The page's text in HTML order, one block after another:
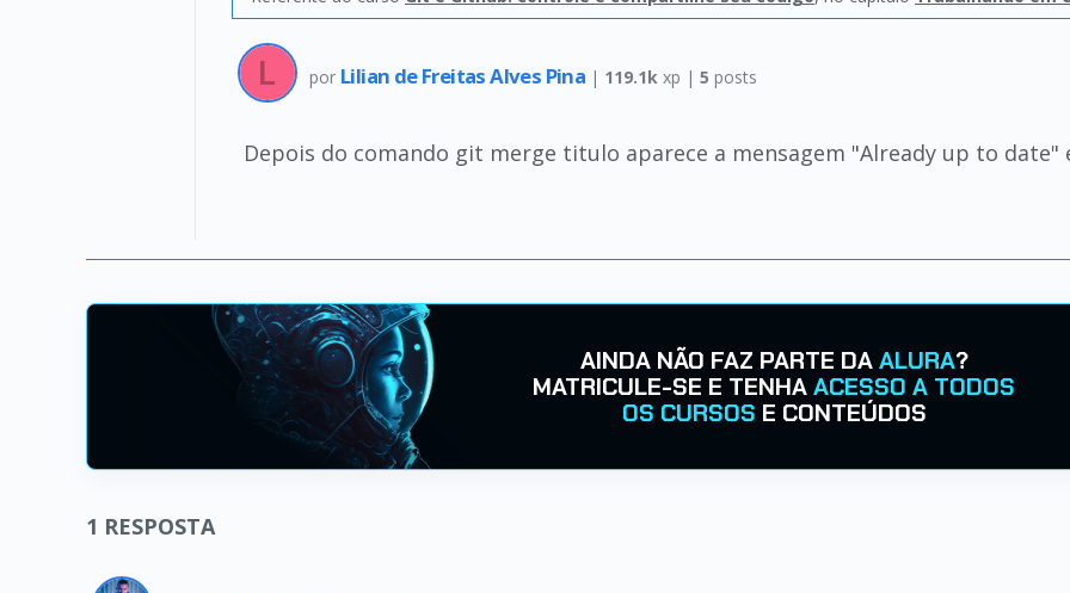
por Lilian de Freitas Alves Pina | 119.1k xp | 5 posts
Depois do comando git merge titulo aparece a mensagem "Already up to date"
AINDA NÃO FAZ PARTE DAALURA?
MATRICULE-SE E TENHAACESSO A TODOS
OS CURSOS E CONTEÚDOS
1 RESPOSTA